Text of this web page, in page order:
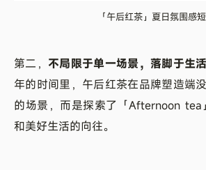
「午后红茶」夏日氛围感
第二， 不局限于单一场景，落脚于生
年的时间里，午后红茶在品牌塑造端
的场景，而是探索了「Afternoon tea
和美好生活的向往。